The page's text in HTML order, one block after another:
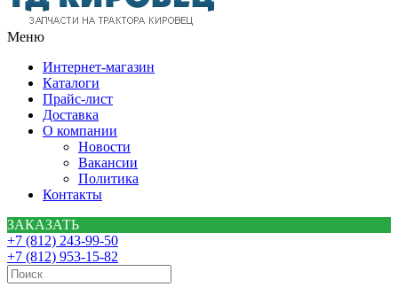
Меню
Интернет-магазин
Каталоги
Прайс-лист
Доставка
О компании
Новости
Вакансии
Политика
Контакты
ЗАКАЗАТЬ
+7 (812) 243-99-50
+7 (812) 953-15-82